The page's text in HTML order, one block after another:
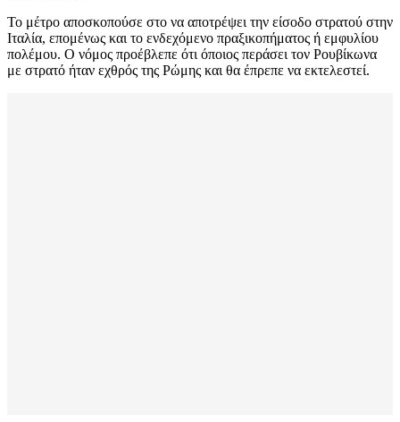
Το μέτρο αποσκοπούσε στο να αποτρέψει την είσοδο στρατού στην
Ιταλία, επομένως και το ενδεχόμενο πραξικοπήματος ή εμφυλίου
πολέμου. Ο νόμος προέβλεπε ότι όποιος περάσει τον Ρουβίκωνα
με στρατό ήταν εχθρός της Ρώμης και θα έπρεπε να εκτελεστεί.